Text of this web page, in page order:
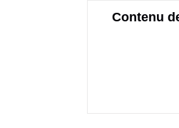
Contenu